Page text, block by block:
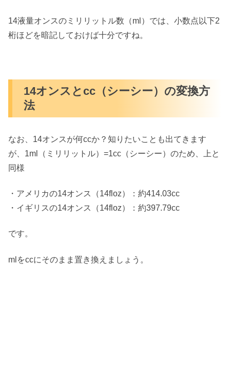
14液量オンスのミリリットル数（ml）では、小数点以下2
桁ほどを暗記しておけば十分ですね。
14オンスとcc（シーシー）の変換方
法
なお、14オンスが何ccか？知りたいことも出てきます
が、1ml（ミリリットル）=1cc（シーシー）のため、上と
同様
・アメリカの14オンス（14floz）：約414.03cc
・イギリスの14オンス（14floz）：約397.79cc
です。
mlをccにそのまま置き換えましょう。